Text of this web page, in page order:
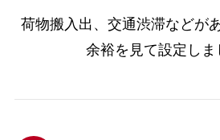
荷物搬入出、交通渋滞などが
余裕を見て設定しま